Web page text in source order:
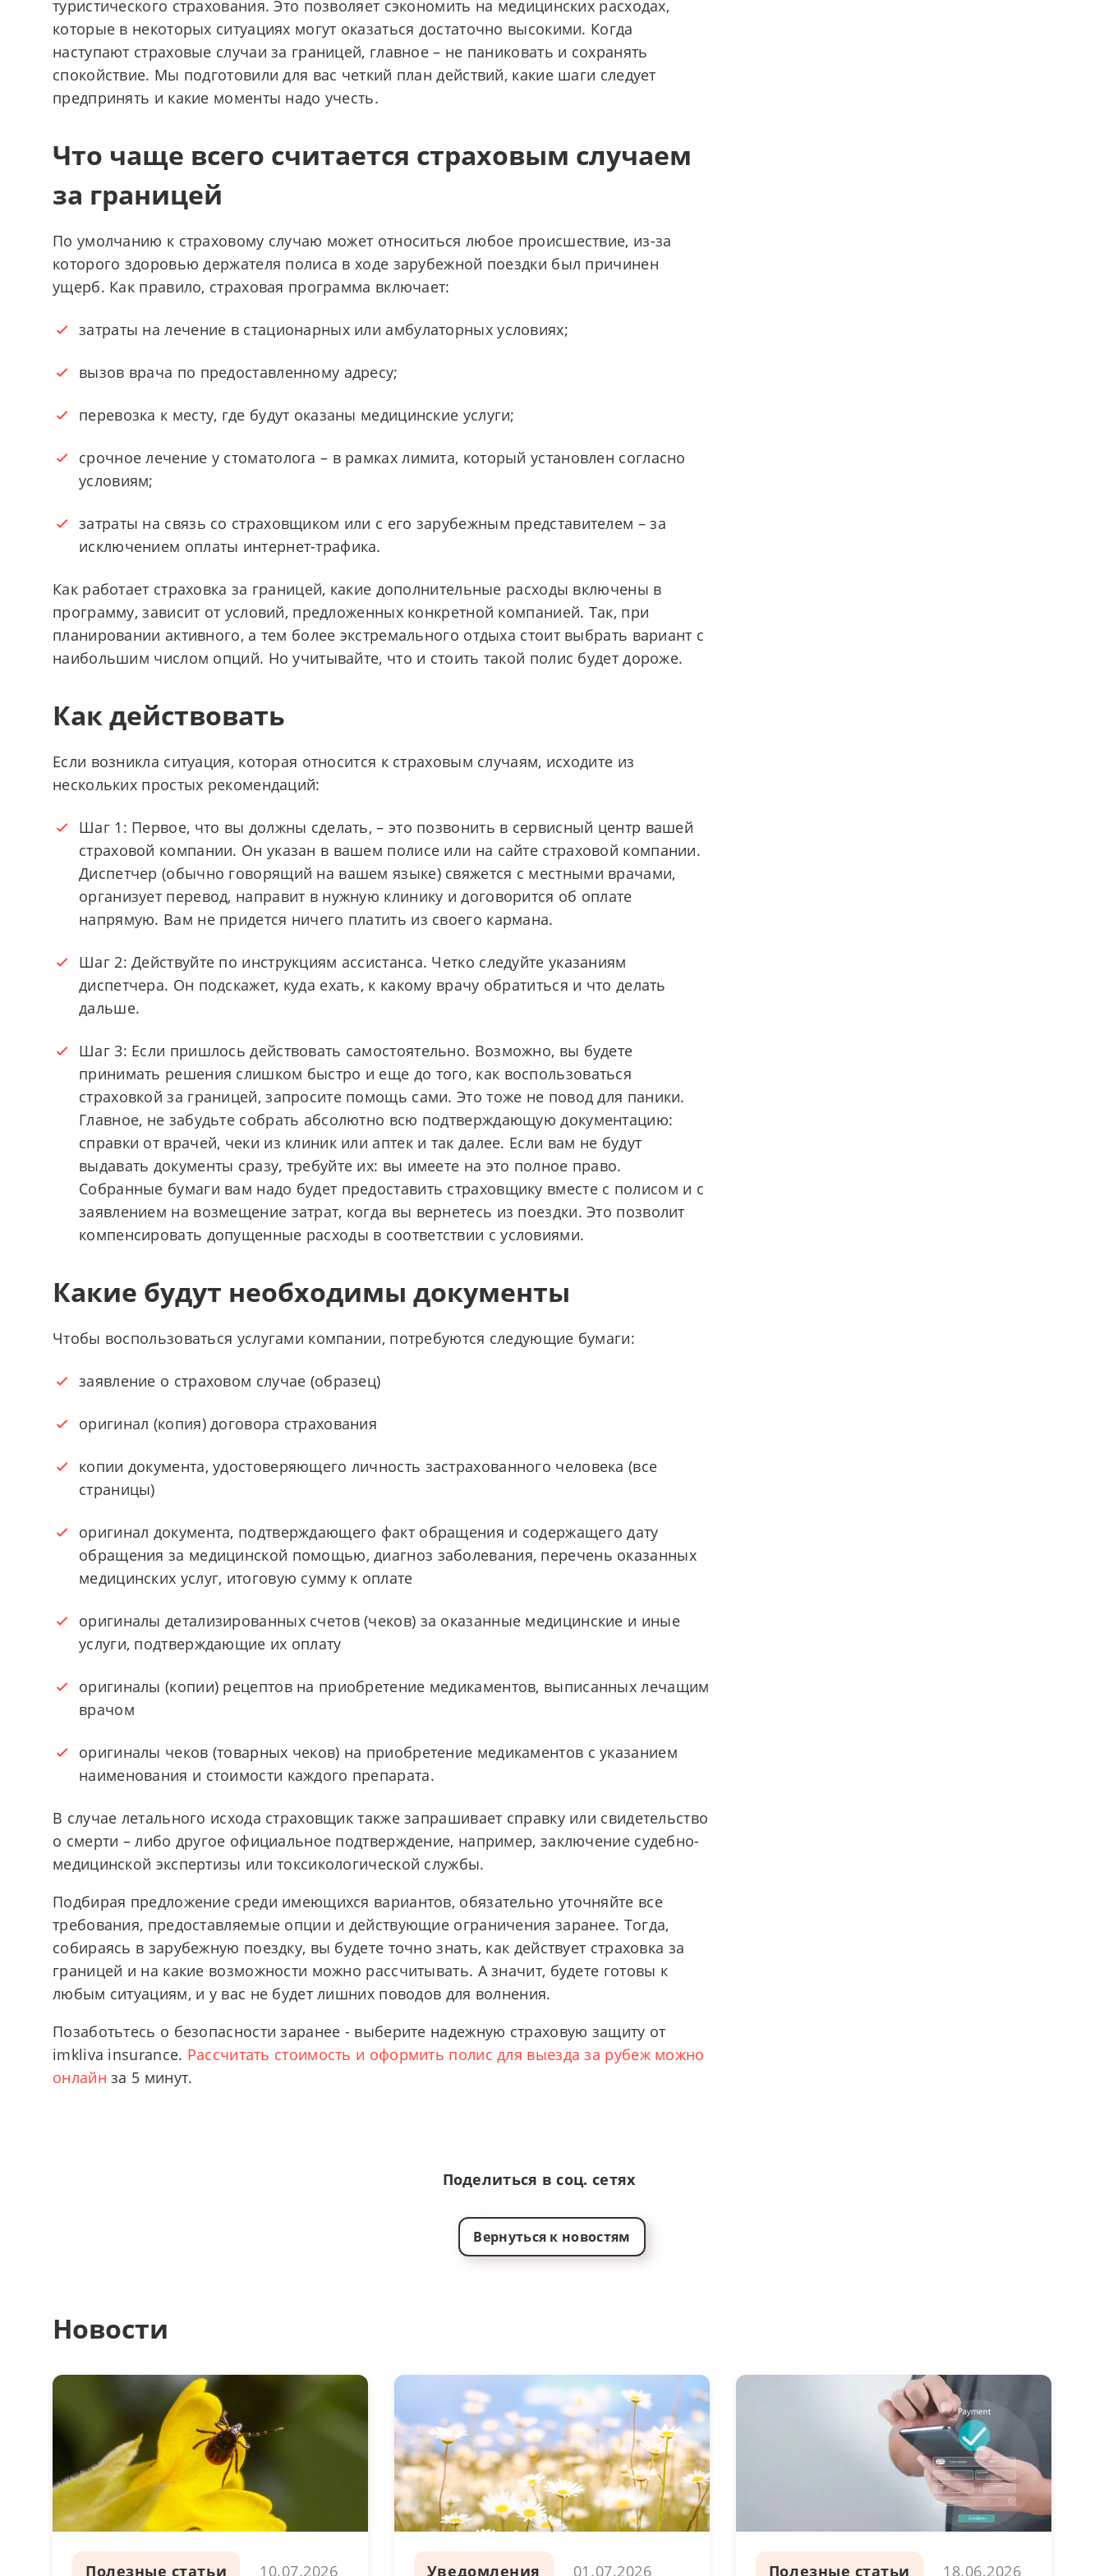
туристического страхования. Это позволяет сэкономить на медицинских расходах,
которые в некоторых ситуациях могут оказаться достаточно высокими. Когда
наступают страховые случаи за границей, главное – не паниковать и сохранять
спокойствие. Мы подготовили для вас четкий план действий, какие шаги следует
предпринять и какие моменты надо учесть.
Что чаще всего считается страховым случаем
за границей
По умолчанию к страховому случаю может относиться любое происшествие, из-за
которого здоровью держателя полиса в ходе зарубежной поездки был причинен
ущерб. Как правило, страховая программа включает:
затраты на лечение в стационарных или амбулаторных условиях;
вызов врача по предоставленному адресу;
перевозка к месту, где будут оказаны медицинские услуги;
срочное лечение у стоматолога – в рамках лимита, который установлен согласно
условиям;
затраты на связь со страховщиком или с его зарубежным представителем – за
исключением оплаты интернет-трафика.
Как работает страховка за границей, какие дополнительные расходы включены в
программу, зависит от условий, предложенных конкретной компанией. Так, при
планировании активного, а тем более экстремального отдыха стоит выбрать вариант с
наибольшим числом опций. Но учитывайте, что и стоить такой полис будет дороже.
Как действовать
Если возникла ситуация, которая относится к страховым случаям, исходите из
нескольких простых рекомендаций:
Шаг 1: Первое, что вы должны сделать, – это позвонить в сервисный центр вашей
страховой компании. Он указан в вашем полисе или на сайте страховой компании.
Диспетчер (обычно говорящий на вашем языке) свяжется с местными врачами,
организует перевод, направит в нужную клинику и договорится об оплате
напрямую. Вам не придется ничего платить из своего кармана.
Шаг 2: Действуйте по инструкциям ассистанса. Четко следуйте указаниям
диспетчера. Он подскажет, куда ехать, к какому врачу обратиться и что делать
дальше.
Шаг 3: Если пришлось действовать самостоятельно. Возможно, вы будете
принимать решения слишком быстро и еще до того, как воспользоваться
страховкой за границей, запросите помощь сами. Это тоже не повод для паники.
Главное, не забудьте собрать абсолютно всю подтверждающую документацию:
справки от врачей, чеки из клиник или аптек и так далее. Если вам не будут
выдавать документы сразу, требуйте их: вы имеете на это полное право.
Собранные бумаги вам надо будет предоставить страховщику вместе с полисом и с
заявлением на возмещение затрат, когда вы вернетесь из поездки. Это позволит
компенсировать допущенные расходы в соответствии с условиями.
Какие будут необходимы документы
Чтобы воспользоваться услугами компании, потребуются следующие бумаги:
заявление о страховом случае (образец)
оригинал (копия) договора страхования
копии документа, удостоверяющего личность застрахованного человека (все
страницы)
оригинал документа, подтверждающего факт обращения и содержащего дату
обращения за медицинской помощью, диагноз заболевания, перечень оказанных
медицинских услуг, итоговую сумму к оплате
оригиналы детализированных счетов (чеков) за оказанные медицинские и иные
услуги, подтверждающие их оплату
оригиналы (копии) рецептов на приобретение медикаментов, выписанных лечащим
врачом
оригиналы чеков (товарных чеков) на приобретение медикаментов с указанием
наименования и стоимости каждого препарата.
В случае летального исхода страховщик также запрашивает справку или свидетельство
о смерти – либо другое официальное подтверждение, например, заключение судебно-
медицинской экспертизы или токсикологической службы.
Подбирая предложение среди имеющихся вариантов, обязательно уточняйте все
требования, предоставляемые опции и действующие ограничения заранее. Тогда,
собираясь в зарубежную поездку, вы будете точно знать, как действует страховка за
границей и на какие возможности можно рассчитывать. А значит, будете готовы к
любым ситуациям, и у вас не будет лишних поводов для волнения.
Позаботьтесь о безопасности заранее - выберите надежную страховую защиту от
imkliva insurance. Рассчитать стоимость и оформить полис для выезда за рубеж можно
онлайн за 5 минут.
Поделиться в соц. сетях
Вернуться к новостям
Новости
Полезные статьи 10.07.2026 Уведомления 01.07.2026 Полезные статьи 18.06.2026